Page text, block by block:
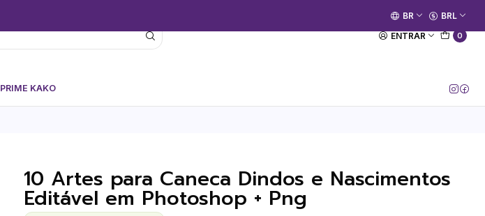
ENTRAR 0
PRIME KAKO
[Entrar no Canal]
BR BRL
10 Artes para Caneca Dindos e Nascimentos
Editável em Photoshop + Png